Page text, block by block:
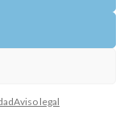
Aviso legal